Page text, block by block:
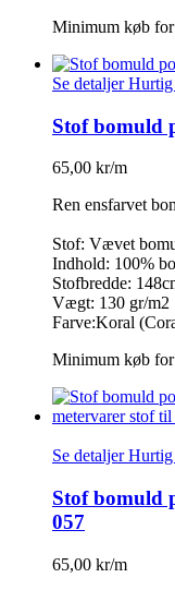
Minimum køb for
Se detaljer
Stof bomuld
65,00 kr/m
Ren ensfarvet
Stof: Vævet
Indhold: 100%
Stofbredde:
Vægt: 130 gr/m2
Farve:Koral
Minimum køb for
Se detaljer
Stof bomuld
057
65,00 kr/m